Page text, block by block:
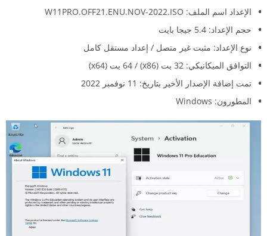
الإعداد اسم الملف: W11PRO.OFF21.ENU.NOV-2022.ISO
حجم الإعداد: 5.4 جيجا بايت
نوع الإعداد: مثبت غير متصل / إعداد مستقل كامل
التوافق الميكانيكي: 32 بت (x86) / 64 بت (x64)
تمت إضافة الإصدار الأخير بتاريخ: 11 نوفمبر 2022
المطورون: Windows